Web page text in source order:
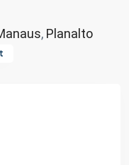
, Planalto